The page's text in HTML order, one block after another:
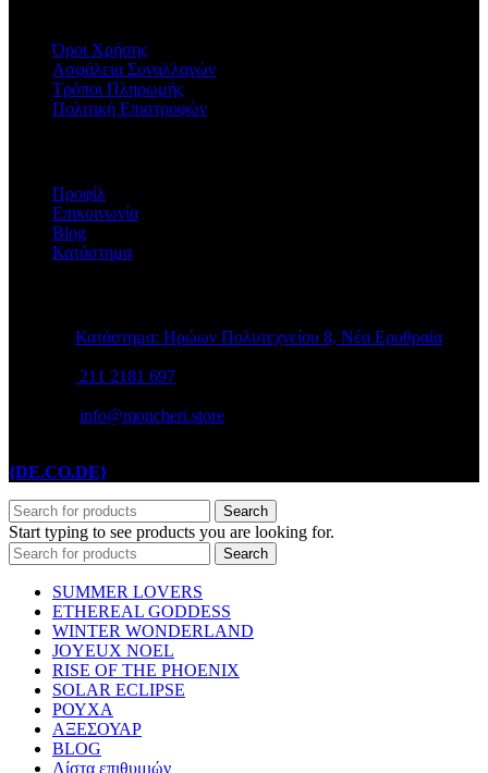
Όροι Χρήσης
Ασφάλεια Συναλλαγών
Τρόποι Πληρωμής
Πολιτική Επιστροφών
Προφίλ
Επικοινωνία
Blog
Κατάστημα
Κατάστημα: Ηρώων Πολυτεχνείου 8, Νέα Ερυθραία
211 2181 697
info@moncheri.store
{DE.CO.DE}
Search
Start typing to see products you are looking for.
Search
SUMMER LOVERS
ETHEREAL GODDESS
WINTER WONDERLAND
JOYEUX NOEL
RISE OF THE PHOENIX
SOLAR ECLIPSE
ΡΟΥΧΑ
ΑΞΕΣΟΥΑΡ
BLOG
Λίστα επιθυμιών